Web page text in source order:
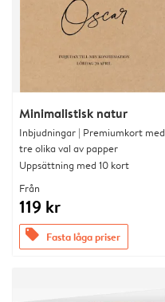
Minimalistisk natur
Inbjudningar | Premiumkort med
tre olika val av papper
Uppsättning med 10 kort
Från
119 kr
offers Fasta låga priser